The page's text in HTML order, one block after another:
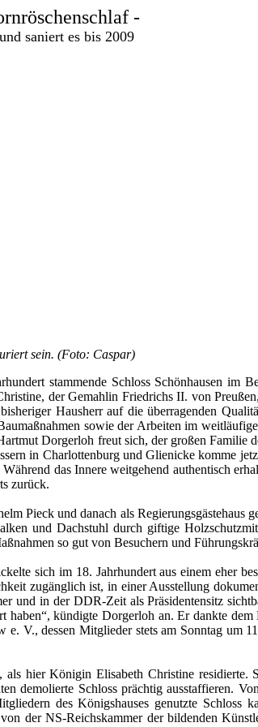
-
saniert es bis 2009
sein. (Foto: Caspar)
stammende Schloss Schönhausen im
der Gemahlin Friedrichs II. von
Hausherr auf die überragenden
sowie der Arbeiten im
Dorgerloh freut sich, der großen Familie
in Charlottenburg und Glienicke komme
das Innere weitgehend authentisch
zurück.
Pieck und danach als Regierungsgästehaus
und Dachstuhl durch giftige
so gut von Besuchern und
sich im 18. Jahrhundert aus einem eher
zugänglich ist, in einer Ausstellung
und in der DDR-Zeit als Präsidentensitz
kündigte Dorgerloh an. Er dankte
V., dessen Mitglieder stets am Sonntag um
als hier Königin Elisabeth Christine
demolierte Schloss prächtig ausstaffieren.
des Königshauses genutzte Schloss
der NS-Reichskammer der bildenden